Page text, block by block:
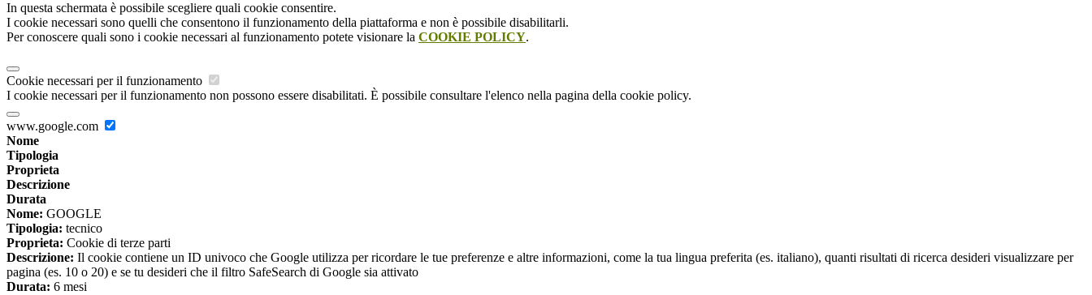
In questa schermata è possibile scegliere quali cookie consentire.
I cookie necessari sono quelli che consentono il funzionamento della piattaforma e non è possibile disabilitarli.
Per conoscere quali sono i cookie necessari al funzionamento potete visionare la COOKIE POLICY.
Cookie necessari per il funzionamento
I cookie necessari per il funzionamento non possono essere disabilitati. È possibile consultare l'elenco nella pagina della cookie policy.
www.google.com
Nome
Tipologia
Proprieta
Descrizione
Durata
Nome: GOOGLE
Tipologia: tecnico
Proprieta: Cookie di terze parti
Descrizione: Il cookie contiene un ID univoco che Google utilizza per ricordare le tue preferenze e altre informazioni, come la tua lingua preferita (es. italiano), quanti risultati di ricerca desideri visualizzare per
pagina (es. 10 o 20) e se tu desideri che il filtro SafeSearch di Google sia attivato
Durata: 6 mesi